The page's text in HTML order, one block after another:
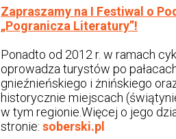
Zapraszamy na I Festiwal o
„Pogranicza Literatury”!
Ponadto od 2012 r. w ramach
oprowadza turystów po
gnieźnieńskiego i żnińskiego
historycznie miejscach
w tym regionie.Więcej o jego
stronie: soberski.pl